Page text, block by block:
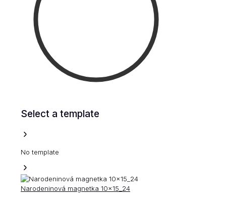
Select a template
No template
Narodeninová magnetka 10x15_24